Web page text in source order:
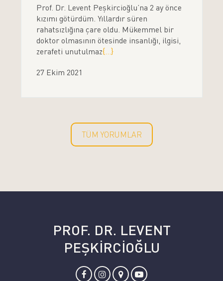
Prof. Dr. Levent Peşkircioğlu’na 2 ay önce
kızımı götürdüm. Yıllardır süren
rahatsızlığına çare oldu. Mükemmel bir
doktor olmasının ötesinde insanlığı, ilgisi,
zerafeti unutulmaz{...}
27 Ekim 2021
TÜM YORUMLAR
PROF. DR. LEVENT
PEŞKİRCİOĞLU